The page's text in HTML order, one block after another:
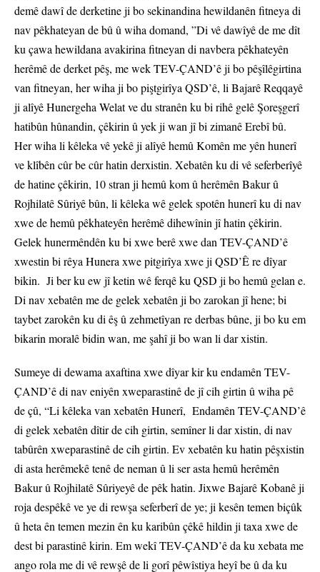
demê dawî de derketine ji bo sekinandina hewildanên fitneya di
nav pêkhateyan de bû û wiha domand, ”Di vê dawîyê de me dît
ku çawa hewildana avakirina fitneyan di navbera pêkhateyên
herêmê de derket pêş, me wek TEV-ÇAND’ê ji bo pêşîlêgirtina
van fitneyan, her wiha ji bo piştgirîya QSD’ê, li Bajarê Reqqayê
ji alîyê Hunergeha Welat ve du stranên ku bi rihê gelê Şoreşgerî
hatibûn hûnandin, çêkirin û yek ji wan jî bi zimanê Erebî bû.
Her wiha li kêleka vê yekê ji alîyê hemû Komên me yên hunerî
ve klîbên cûr be cûr hatin derxistin. Xebatên ku di vê seferberîyê
de hatine çêkirin, 10 stran ji hemû kom û herêmên Bakur û
Rojhilatê Sûriyê bûn, li kêleka wê gelek spotên hunerî ku di nav
xwe de hemû pêkhateyên herêmê dihewînin jî hatin çêkirin.
Gelek hunermêndên ku bi xwe berê xwe dan TEV-ÇAND’ê
xwestin bi rêya Hunera xwe pitgirîya xwe ji QSD’Ê re dîyar
bikin. Ji ber ku ew jî ketin wê ferqê ku QSD ji bo hemû gelan e.
Di nav xebatên me de gelek xebatên ji bo zarokan jî hene; bi
taybet zarokên ku di êş û zehmetîyan re derbas bûne, ji bo ku em
bikarin moralê bidin wan, me şahî ji bo wan li dar xistin.
Sumeye di dewama axaftina xwe dîyar kir ku endamên TEV-
ÇAND’ê di nav eniyên xweparastinê de jî cih girtin û wiha pê
de çû, “Li kêleka van xebatên Hunerî, Endamên TEV-ÇAND’ê
di gelek xebatên dîtir de cih girtin, semîner li dar xistin, di nav
tabûrên xweparastinê de cih girtin. Ev xebatên ku hatin pêşxistin
di asta herêmekê tenê de neman û li ser asta hemû herêmên
Bakur û Rojhilatê Sûriyeyê de pêk hatin. Jixwe Bajarê Kobanê ji
roja despêkê ve ye di rewşa seferberî de ye; ji kesên temen biçûk
û heta ên temen mezin ên ku karibûn çêkê hildin ji taxa xwe de
dest bi parastinê kirin. Em wekî TEV-ÇAND’ê da ku xebata me
ango rola me di vê rewşê de li gorî pêwîstiya heyî be û da ku